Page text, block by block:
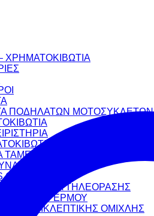
ΧΡΗΜΑΤΟΚΙΒΩΤΙΑ
ΠΟΔΗΛΑΤΩΝ ΜΟΤΟΣΥΚΛΕΤΩΝ
ΚΑΙ ΚΛΕΙΔΟΘΗΚΕΣ
CONTROL
ΚΥΚΛΩΜΑΤΑ ΤΗΛΕΟΡΑΣΗΣ
ΣΥΝΑΓΕΡΜΟΥ
ΑΝΤΙΚΛΕΠΤΙΚΗΣ ΟΜΙΧΛΗΣ